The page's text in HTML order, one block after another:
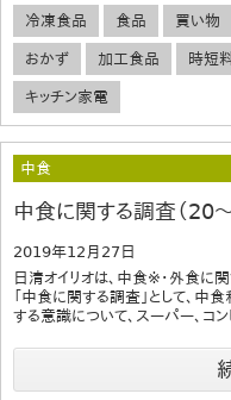
冷凍食品 食品 買い物
おかず 加工食品 時短
キッチン家電
中食
中食に関する調査（20
2019年12月27日
日清オイリオは、中食※・外食に
「中食に関する調査」として、
する意識について、スーパー、コ